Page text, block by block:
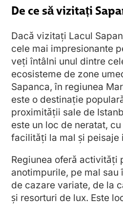
De ce să vizitați
Dacă vizitați Lacul
cele mai impresionante
veți întâlni unul dintre
ecosisteme de zone
Sapanca, în regiunea
este o destinație
proximității sale de
este un loc de neratat,
facilități la mal și peisaje
Regiunea oferă activități
anotimpurile, pe mal sau
de cazare variate, de la
și resorturi de lux. Este